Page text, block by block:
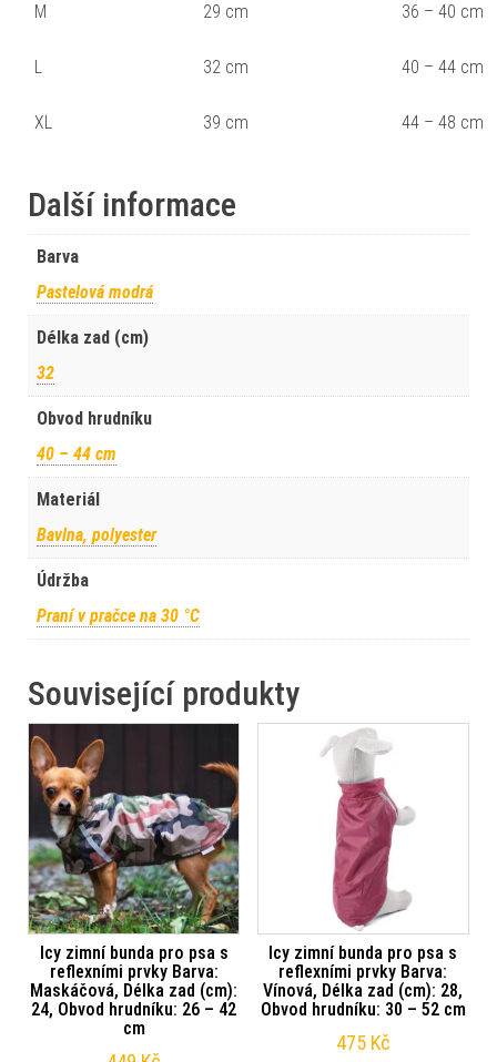
M 29 cm 36 – 40 cm
L 32 cm 40 – 44 cm
XL 39 cm 44 – 48 cm
Další informace
Barva
Pastelová modrá
Délka zad (cm)
32
Obvod hrudníku
40 – 44 cm
Materiál
Bavlna, polyester
Údržba
Praní v pračce na 30 °C
Související produkty
Icy zimní bunda pro psa s
reflexními prvky Barva:
Maskáčová, Délka zad (cm):
24, Obvod hrudníku: 26 – 42
cm
Icy zimní bunda pro psa s
reflexními prvky Barva:
Vínová, Délka zad (cm): 28,
Obvod hrudníku: 30 – 52 cm
475 Kč